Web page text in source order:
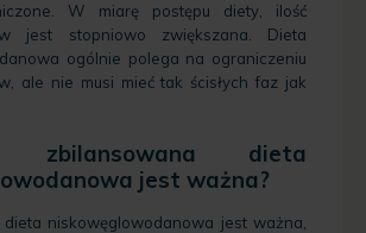
W miarę postępu diety, ilość
jest stopniowo zwiększana. Dieta
ogólnie polega na ograniczeniu
ale nie musi mieć tak ścisłych faz jak
zbilansowana dieta
jest ważna?
niskowęglowodanowa jest ważna,